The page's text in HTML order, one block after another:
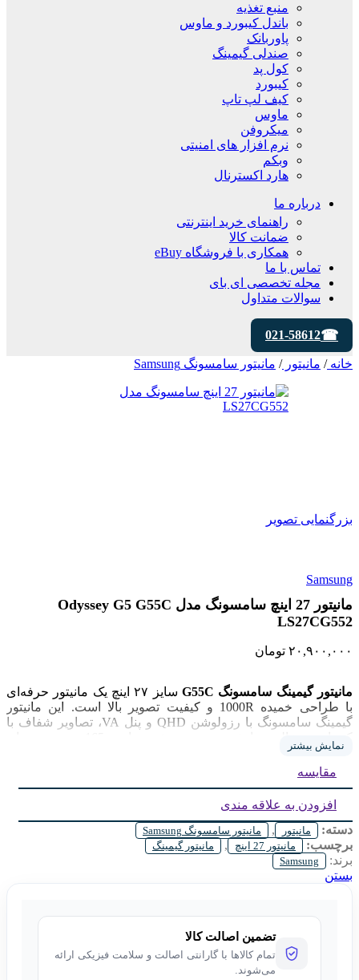
منبع تغذیه
باندل کیبورد و ماوس
پاوربانک
صندلی گیمینگ
کول پد
کیبورد
کیف لپ تاپ
ماوس
میکروفن
نرم افزار های امنیتی
وبکم
هارد اکسترنال
درباره ما
راهنمای خرید اینترنتی
ضمانت کالا
همکاری با فروشگاه eBuy
تماس با ما
مجله تخصصی ای‌ بای
سوالات متداول
021-58612
خانه/ مانیتور/ مانیتور سامسونگ Samsung
بزرگنمایی تصویر
Samsung
مانیتور 27 اینچ سامسونگ مدل Odyssey G5 G55C
LS27CG552
۲۰,۹۰۰,۰۰۰ تومان
مانیتور گیمینگ سامسونگ G55C
سایز ۲۷ اینچ یک مانیتور حرفه‌ای
با طراحی خمیده 1000R و کیفیت تصویر بالا است. این مانیتور
گیمینگ سامسونگ با رزولوشن QHD و پنل VA، تصاویر شفاف با
پاسخ‌دهی 1 میلی‌ثانیه، اجرای روان بازی‌ها و حرکات سریع را
برای گیمرها، استریمرها و کاربرانی است که به سرعت و دقت
تصویر اهمیت می‌دهند.
نمایش بیشتر
مقایسه
افزودن به علاقه مندی
دسته:
مانیتور , مانیتور سامسونگ Samsung
برچسب: مانیتور 27 اینچ , مانیتور گیمینگ
برند: Samsung
بستن
تضمین اصالت کالا
تمام کالاها با گارانتی اصالت و سلامت فیزیکی ارائه
می‌شوند.